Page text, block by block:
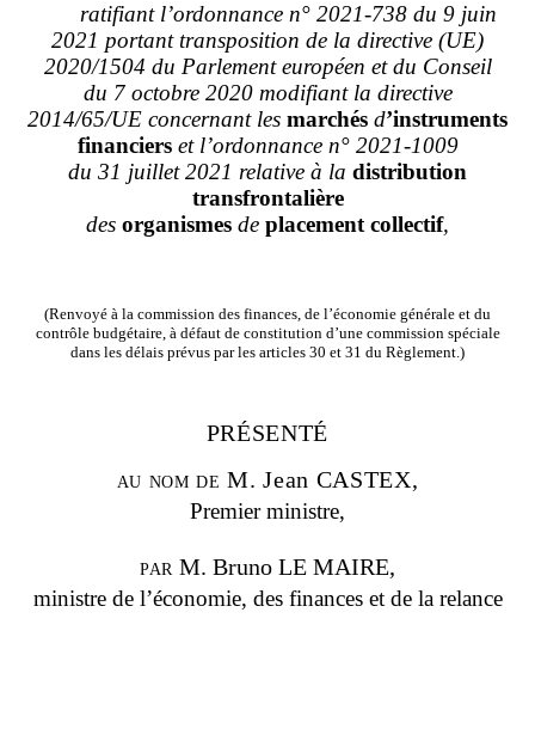
ratifiant l’ordonnance n° 2021‑738 du 9 juin
2021 portant transposition de la directive (UE)
2020/1504 du Parlement européen et du Conseil
du 7 octobre 2020 modifiant la directive
2014/65/UE concernant les marchés d’instruments
financierset l’ordonnance n° 2021‑1009
du 31 juillet 2021 relative à la distribution
transfrontalière
des organismes de placement collectif,
(Renvoyé à la commission des finances, de l’économie générale et du
contrôle budgétaire, à défaut de constitution d’une commission spéciale
dans les délais prévus par les articles 30 et 31 du Règlement.)
PRÉSENTÉ
au nom de M. Jean CASTEX,
Premier ministre,
par M. Bruno LE MAIRE,
ministre de l’économie, des finances et de la relance